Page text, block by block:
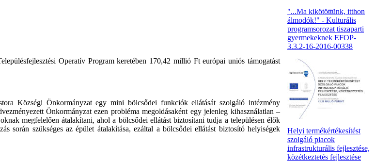
Operatív Program keretében 170,42 millió Ft európai uniós támogatást
Községi Önkormányzat egy mini bölcsődei funkciók ellátását szolgáló intézmény
Önkormányzat ezen probléma megoldásaként egy jelenleg kihasználatlan –
megfelelően átalakítani, ahol a bölcsődei ellátást biztosítani tudja a településen élők
során szükséges az épület átalakítása, ezáltal a bölcsődei ellátást biztosító helyiségek
"...Ma kikötöttünk, itthon
álmodók!" - Kulturális
programsorozat tiszaparti
gyermekeknek EFOP-
3.3.2-16-2016-00338
Helyi termékértékesítést
szolgáló piacok
infrastrukturális fejlesztése,
közétkeztetés fejlesztése